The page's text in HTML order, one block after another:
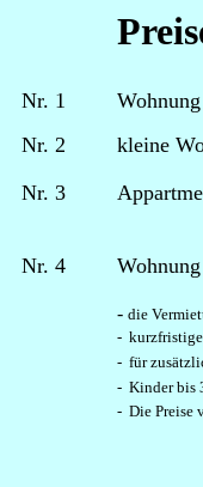
Preise
Nr. 1
Nr. 2
kleine
Nr. 3
Nr. 4
- die
- kurzfristige
- für
- Kinder bis
- Die Preise